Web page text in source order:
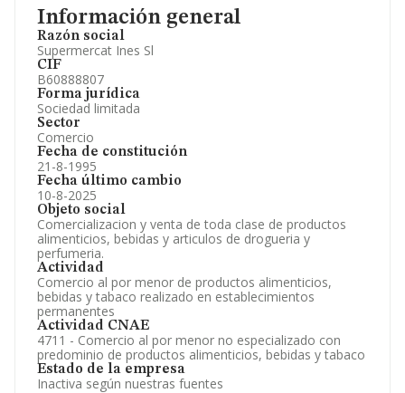
Información general
Razón social
Supermercat Ines Sl
CIF
B60888807
Forma jurídica
Sociedad limitada
Sector
Comercio
Fecha de constitución
21-8-1995
Fecha último cambio
10-8-2025
Objeto social
Comercializacion y venta de toda clase de productos
alimenticios, bebidas y articulos de drogueria y
perfumeria.
Actividad
Comercio al por menor de productos alimenticios,
bebidas y tabaco realizado en establecimientos
permanentes
Actividad CNAE
4711 - Comercio al por menor no especializado con
predominio de productos alimenticios, bebidas y tabaco
Estado de la empresa
Inactiva según nuestras fuentes
Información oficial y registral complementaria.